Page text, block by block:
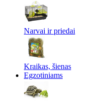
Narvai ir priedai
Kraikas, šienas
Egzotiniams